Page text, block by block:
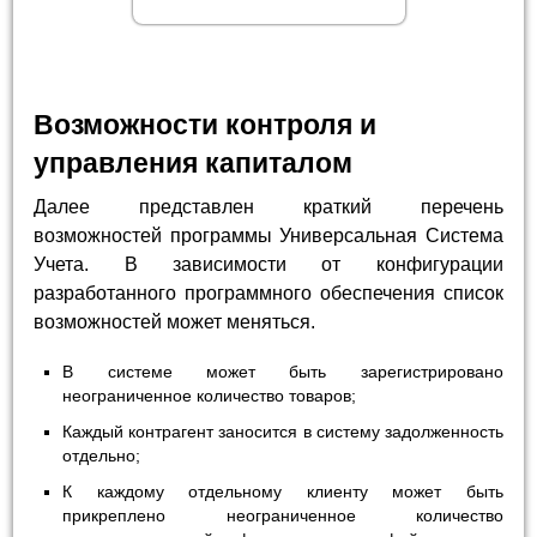
Возможности контроля и
управления капиталом
Далее представлен краткий перечень
возможностей программы Универсальная Система
Учета. В зависимости от конфигурации
разработанного программного обеспечения список
возможностей может меняться.
В системе может быть зарегистрировано
неограниченное количество товаров;
Каждый контрагент заносится в систему задолженность
отдельно;
К каждому отдельному клиенту может быть
прикреплено неограниченное количество